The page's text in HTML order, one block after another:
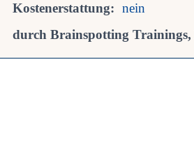
Kostenerstattung: nein
durch Brainspotting